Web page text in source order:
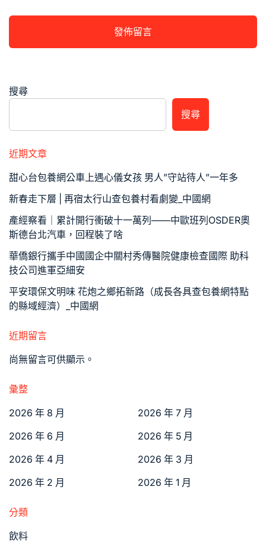
搜尋
搜尋
近期文章
甜心台包養網公車上遇心儀女孩 男人”守站待人”一年多
新春走下層 | 再宿太行山查包養村看劇變_中國網
產經察看｜累計開行衝破十一萬列——中歐班列OSDER奧
斯德台北汽車，回程裝了啥
華僑銀行攜手中國國企中關村秀傳醫院健康檢查國際 助科
技公司進軍亞細安
平安環保文明味 花炮之鄉拓新路（成長各具查包養網特點
的縣域經濟）_中國網
近期留言
尚無留言可供顯示。
彙整
2026 年 8 月
2026 年 7 月
2026 年 6 月
2026 年 5 月
2026 年 4 月
2026 年 3 月
2026 年 2 月
2026 年 1 月
分類
飲料